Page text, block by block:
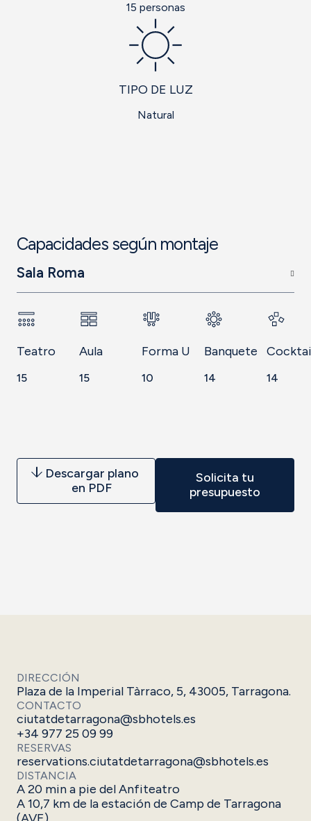
15 personas
TIPO DE LUZ
Natural
Capacidades según montaje
Sala Roma
Teatro
15
Aula
15
Forma U
10
Banquete
14 14
Descargar plano
en PDF
Solicita tu
presupuesto
DIRECCIÓN
Plaza de la Imperial Tàrraco, 5, 43005, Tarragona.
CONTACTO
ciutatdetarragona@sbhotels.es
+34 977 25 09 99
RESERVAS
reservations.ciutatdetarragona@sbhotels.es
DISTANCIA
A 20 min a pie del Anfiteatro
A 10,7 km de la estación de Camp de Tarragona